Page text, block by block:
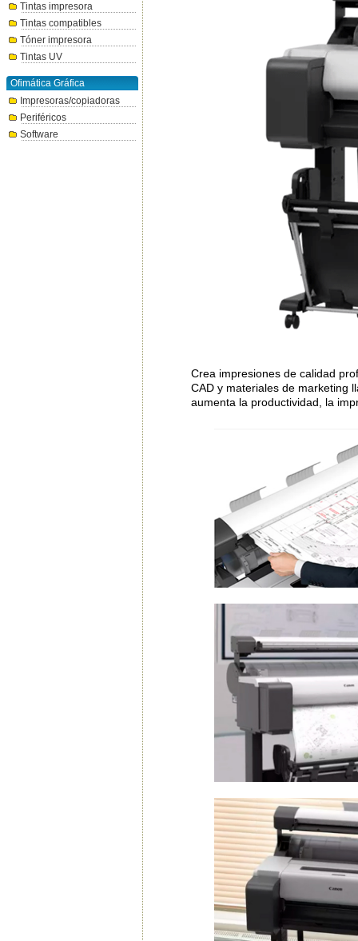
Tintas impresora
Tintas compatibles
Tóner impresora
Tintas UV
Ofimática Gráfica
Impresoras/copiadoras
Periféricos
Software
Crea impresiones de calidad
CAD y materiales de marketing
aumenta la productividad, la